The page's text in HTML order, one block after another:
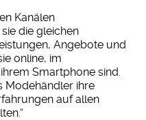
Kanälen
die gleichen
Angebote und
online, im
Smartphone sind.
Modehändler ihre
auf allen